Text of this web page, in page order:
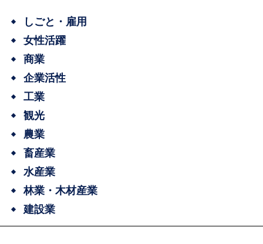
しごと・雇用
女性活躍
商業
企業活性
工業
観光
農業
畜産業
水産業
林業・木材産業
建設業